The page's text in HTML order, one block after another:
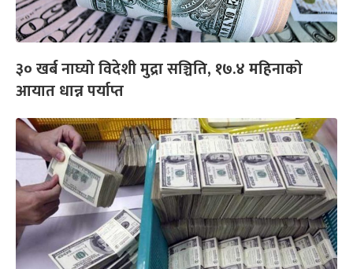
३० खर्ब नाघ्यो विदेशी मुद्रा सञ्चिति, १७.४ महिनाको
आयात धान्न पर्याप्त